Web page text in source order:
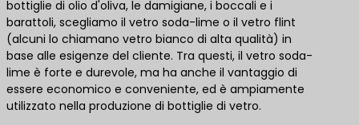
bottiglie di olio d'oliva, le damigiane, i boccali e i
barattoli, scegliamo il vetro soda-lime o il vetro flint
(alcuni lo chiamano vetro bianco di alta qualità) in
base alle esigenze del cliente. Tra questi, il vetro soda-
lime è forte e durevole, ma ha anche il vantaggio di
essere economico e conveniente, ed è ampiamente
utilizzato nella produzione di bottiglie di vetro.